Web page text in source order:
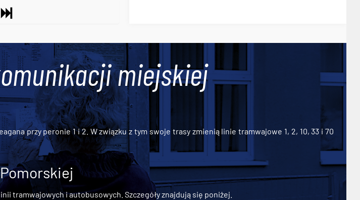
miejskiej
przy peronie 1 i 2. W związku z tym swoje trasy zmienią linie tramwajowe 1, 2, 10, 33 i 70
tramwajowych i autobusowych. Szczegóły znajdują się poniżej.